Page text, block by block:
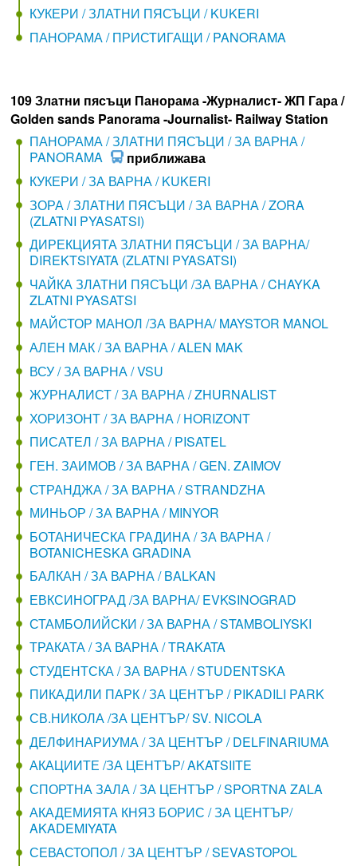
КУКЕРИ / ЗЛАТНИ ПЯСЪЦИ / KUKERI
ПАНОРАМА / ПРИСТИГАЩИ / PANORAMA
109 Златни пясъци Панорама -Журналист- ЖП Гара /
Golden sands Panorama -Journalist- Railway Station
ПАНОРАМА / ЗЛАТНИ ПЯСЪЦИ / ЗА ВАРНА /
PANORAMA
приближава
КУКЕРИ / ЗА ВАРНА / KUKERI
ЗОРА / ЗЛАТНИ ПЯСЪЦИ / ЗА ВАРНА / ZORA
(ZLATNI PYASATSI)
ДИРЕКЦИЯТА ЗЛАТНИ ПЯСЪЦИ / ЗА ВАРНА/
DIREKTSIYATA (ZLATNI PYASATSI)
ЧАЙКА ЗЛАТНИ ПЯСЪЦИ /ЗА ВАРНА / CHAYKA
ZLATNI PYASATSI
МАЙСТОР МАНОЛ /ЗА ВАРНА/ MAYSTOR MANOL
АЛЕН МАК / ЗА ВАРНА / ALEN MAK
ВСУ / ЗА ВАРНА / VSU
ЖУРНАЛИСТ / ЗА ВАРНА / ZHURNALIST
ХОРИЗОНТ / ЗА ВАРНА / HORIZONT
ПИСАТЕЛ / ЗА ВАРНА / PISATEL
ГЕН. ЗАИМОВ / ЗА ВАРНА / GEN. ZAIMOV
СТРАНДЖА / ЗА ВАРНА / STRANDZHA
МИНЬОР / ЗА ВАРНА / MINYOR
БОТАНИЧЕСКА ГРАДИНА / ЗА ВАРНА /
BOTANICHESKA GRADINA
БАЛКАН / ЗА ВАРНА / BALKAN
ЕВКСИНОГРАД /ЗА ВАРНА/ EVKSINOGRAD
СТАМБОЛИЙСКИ / ЗА ВАРНА / STAMBOLIYSKI
ТРАКАТА / ЗА ВАРНА / TRAKATA
СТУДЕНТСКА / ЗА ВАРНА / STUDENTSKA
ПИКАДИЛИ ПАРК / ЗА ЦЕНТЪР / PIKADILI PARK
СВ.НИКОЛА /ЗА ЦЕНТЪР/ SV. NICOLA
ДЕЛФИНАРИУМА / ЗА ЦЕНТЪР / DELFINARIUMA
АКАЦИИТЕ /ЗА ЦЕНТЪР/ AKATSIITE
СПОРТНА ЗАЛА / ЗА ЦЕНТЪР / SPORTNA ZALA
АКАДЕМИЯТА КНЯЗ БОРИС / ЗА ЦЕНТЪР/
AKADEMIYATA
СЕВАСТОПОЛ / ЗА ЦЕНТЪР / SEVASTOPOL